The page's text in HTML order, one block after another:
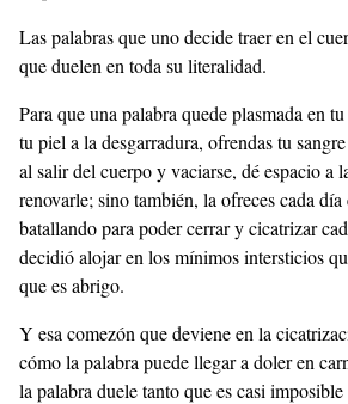
Las palabras que uno decide traer en el
que duelen en toda su literalidad.
Para que una palabra quede plasmada en
tu piel a la desgarradura, ofrendas tu
al salir del cuerpo y vaciarse, dé espacio a
renovarle; sino también, la ofreces cada día
batallando para poder cerrar y cicatrizar
decidió alojar en los mínimos intersticios
que es abrigo.
Y esa comezón que deviene en la
cómo la palabra puede llegar a doler en
la palabra duele tanto que es casi